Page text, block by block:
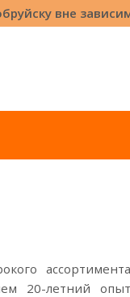
вне
ассортимента
20-летний опыт